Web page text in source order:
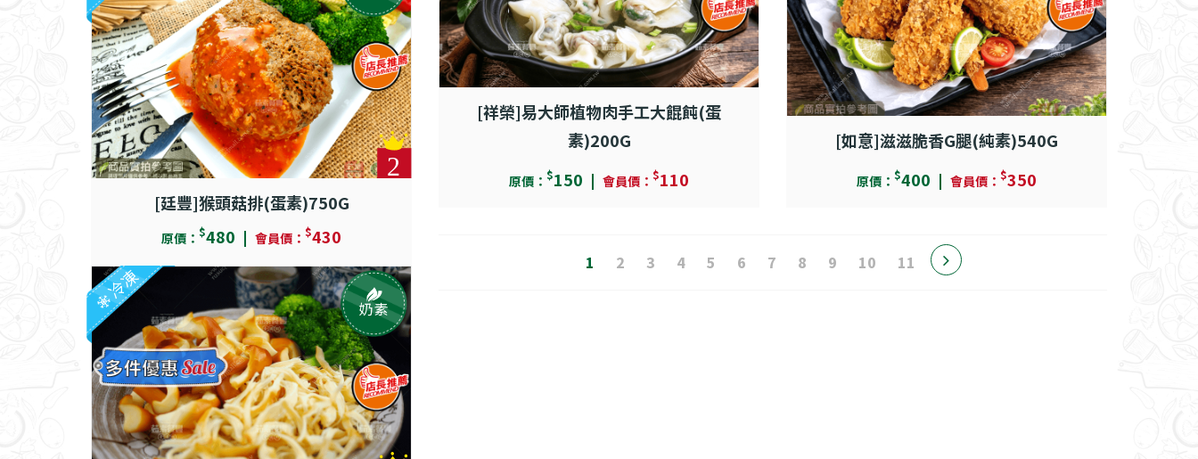
[祥榮]易大師植物肉手工大餛飩(蛋
素)200G
原價： $150 會員價： $110
[如意]滋滋脆香G腿(純素)540G
原價： $400 會員價： $350
1 2 3 4 5 6 7 8 9 10 11
[廷豐]猴頭菇排(蛋素)750G
原價： $480 會員價： $430
冷凍
奶素